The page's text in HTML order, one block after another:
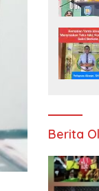
Berita